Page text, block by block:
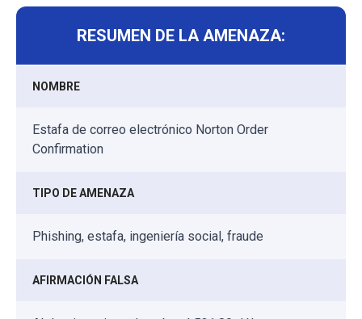
RESUMEN DE LA AMENAZA:
NOMBRE
Estafa de correo electrónico Norton Order
Confirmation
TIPO DE AMENAZA
Phishing, estafa, ingeniería social, fraude
AFIRMACIÓN FALSA